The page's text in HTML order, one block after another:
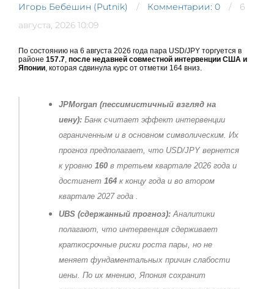
Игорь Бебешин (Putnik) Комментарии: 0
6
августа, 2026 10:09
По состоянию на 6 августа 2026 года пара USD/JPY торгуется в
районе 157.7, после недавней совместной интервенции США и
Японии, которая сдвинула курс от отметки 164 вниз.
JPMorgan (пессимистичный взгляд на
иену): Банк считает эффект интервенции
ограниченным и в основном символическим. Их
прогноз предполагает, что USD/JPY вернется
к уровню 160 в третьем квартале 2026 года и
достигнет 164 к концу года и во втором
квартале 2027 года .
UBS (сдержанный прогноз): Аналитики
полагают, что интервенция сдерживает
краткосрочные риски роста пары, но не
меняет фундаментальных причин слабости
иены. По их мнению, Япония сохранит